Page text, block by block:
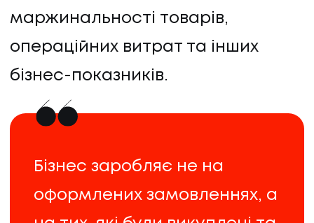
маржинальності товарів,
операційних витрат та інших
бізнес-показників.
Бізнес заробляє не на
оформлених замовленнях, а
ПОСЛУГИ
ПОСЛУГИ
КЕЙСИ
КЕЙСИ
ПРО НАС